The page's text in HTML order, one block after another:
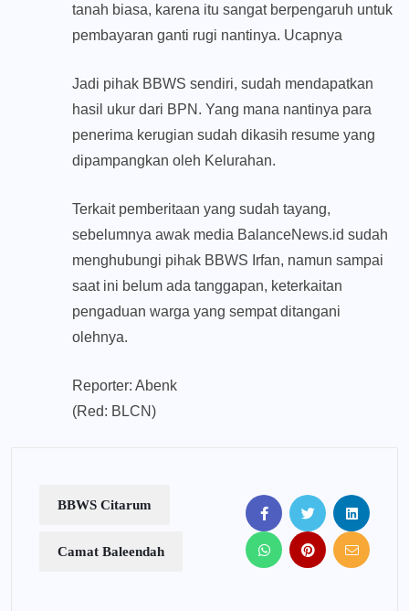
tanah biasa, karena itu sangat berpengaruh untuk
pembayaran ganti rugi nantinya. Ucapnya
Jadi pihak BBWS sendiri, sudah mendapatkan
hasil ukur dari BPN. Yang mana nantinya para
penerima kerugian sudah dikasih resume yang
dipampangkan oleh Kelurahan.
Terkait pemberitaan yang sudah tayang,
sebelumnya awak media BalanceNews.id sudah
menghubungi pihak BBWS Irfan, namun sampai
saat ini belum ada tanggapan, keterkaitan
pengaduan warga yang sempat ditangani
olehnya.
Reporter: Abenk
(Red: BLCN)
BBWS Citarum
Camat Baleendah